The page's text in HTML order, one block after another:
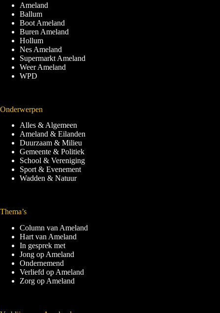
Ameland
Ballum
Boot Ameland
Buren Ameland
Hollum
Nes Ameland
Supermarkt Ameland
Weer Ameland
WPD
Onderwerpen
Alles & Algemeen
Ameland & Eilanden
Duurzaam & Milieu
Gemeente & Politiek
School & Vereniging
Sport & Evenement
Wadden & Natuur
Thema’s
Column van Ameland
Hart van Ameland
In gesprek met
Jong op Ameland
Ondernemend
Verliefd op Ameland
Zorg op Ameland